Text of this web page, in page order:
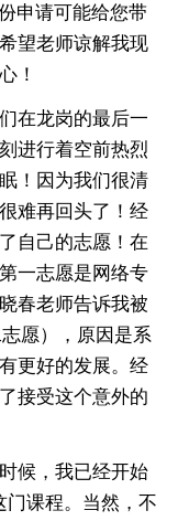
申请可能给您带
望老师谅解我现
！
在龙岗的最后一
进行着空前热烈
！因为我们很清
难再回头了！经
自己的志愿！在
一志愿是网络专
春老师告诉我被
愿），原因是系
更好的发展。经
接受这个意外的
候，我已经开始
门课程。当然，不